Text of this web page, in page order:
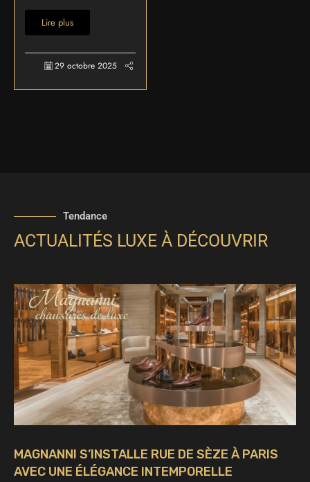
Lire plus
29 octobre 2025
Tendance
ACTUALITÉS LUXE À DÉCOUVRIR
MAGNANNI S’INSTALLE RUE DE SÈZE À PARIS
AVEC UNE ÉLÉGANCE INTEMPORELLE